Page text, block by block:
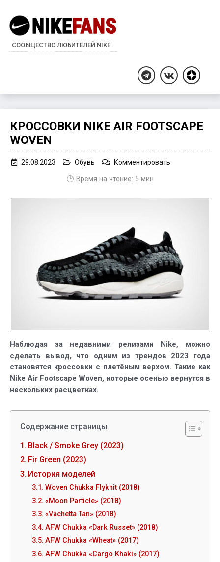
СООБЩЕСТВО ЛЮБИТЕЛЕЙ NIKE
TelegramВКонтакте
Дзен
КРОССОВКИ NIKE AIR FOOTSCAPE
WOVEN
29.08.2023 Обувь Комментировать
🕒 Время на чтение: 5 мин
Наблюдая за недавними релизами Nike, можно
сделать вывод, что одним из трендов 2023 года
становятся кроссовки с плетёным верхом. Такие как
Nike Air Footscape Woven, которые осенью вернутся в
нескольких расцветках.
Содержание страницы
Black / Smoke Grey (2023)
Fir Green (2023)
История моделей
Woven Chukka Flyknit (2018)
«Moon Particle» (2018)
«Vachetta Tan» (2018)
AFW Chukka «Dark Russet» (2018)
AFW Chukka «Wheat» (2017)
AFW Chukka «Cargo Khaki» (2017)